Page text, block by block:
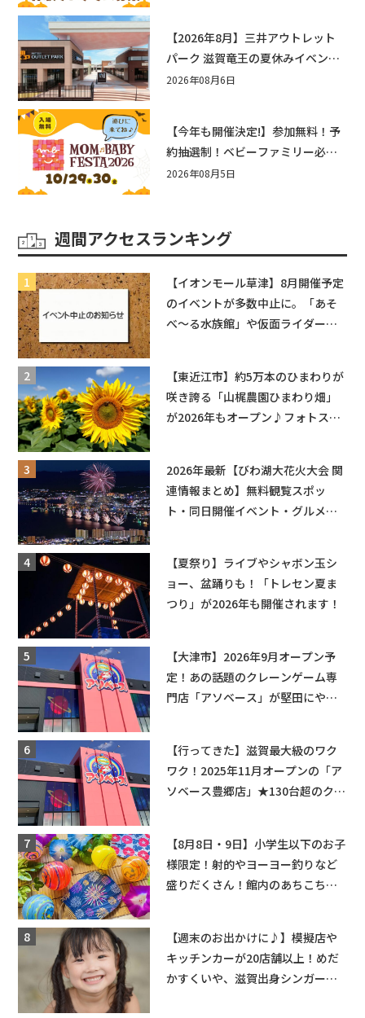
【2026年8月】三井アウトレット
パーク 滋賀竜王の夏休みイベント
まとめ！びしょぬれ水あそび・激
2026年08月6日
【今年も開催決定!】参加無料！予
約抽選制！ベビーファミリー必見
☆入場無料☆10/29(木)30(金)ママ
2026年08月5日
週間アクセスランキング
【イオンモール草津】8月開催予定
のイベントが多数中止に。「あそ
べ〜る水族館」や仮面ライダーシ
【東近江市】約5万本のひまわりが
咲き誇る「山梶農園ひまわり畑」
が2026年もオープン♪フォトスポ
2026年最新【びわ湖大花火大会 関
連情報まとめ】無料観覧スポッ
ト・同日開催イベント・グルメマ
【夏祭り】ライブやシャボン玉シ
ョー、盆踊りも！「トレセン夏ま
つり」が2026年も開催されます！
【大津市】2026年9月オープン予
定！あの話題のクレーンゲーム専
門店「アソベース」が堅田にやっ
【行ってきた】滋賀最大級のワク
ワク！2025年11月オープンの「ア
ソベース豊郷店」★130台超のクレ
【8月8日・9日】小学生以下のお子
様限定！射的やヨーヨー釣りなど
盛りだくさん！館内のあちこちに
【週末のお出かけに♪】模擬店や
キッチンカーが20店舗以上！めだ
かすくいや、滋賀出身シンガーソ